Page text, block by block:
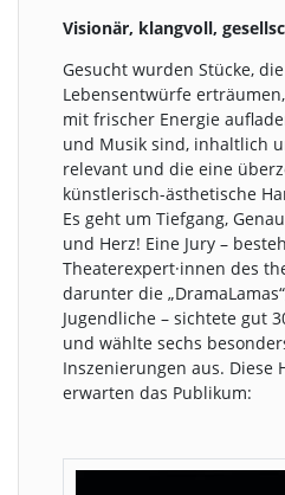
Visionär, klangvoll,
Gesucht wurden Stücke,
Lebensentwürfe
mit frischer Energie
und Musik sind, inhaltlich
relevant und die eine
künstlerisch-ästhetische
Es geht um Tiefgang,
und Herz! Eine Jury –
Theaterexpert·innen des
darunter die
Jugendliche – sichtete gut
und wählte sechs
Inszenierungen aus. Diese
erwarten das Publikum: